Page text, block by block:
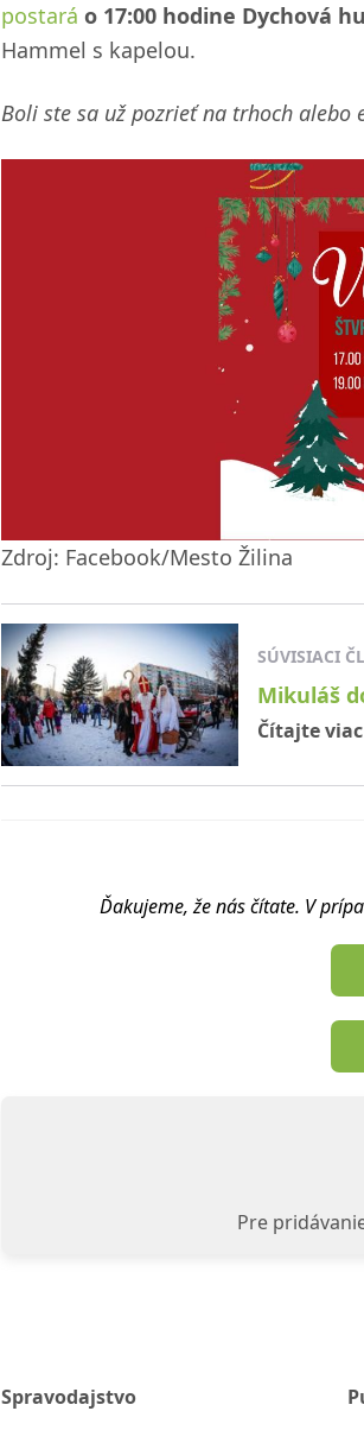
postará o 17:00 hodine Dychová
Hammel s kapelou.
Boli ste sa už pozrieť na trhoch alebo
Zdroj: Facebook/Mesto Žilina
SÚVISIACI
Mikuláš
Čítajte viac
Ďakujeme, že nás čítate. V
Pre
Spravodajstvo